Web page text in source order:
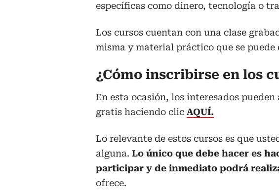
específicas como dinero, tecnología o
Los cursos cuentan con una clase
misma y material práctico que se puede
¿Cómo inscribirse en los
En esta ocasión, los interesados
gratis haciendo clic AQUÍ.
Lo relevante de estos cursos es que
alguna. Lo único que debe hacer es
participar y de inmediato podrá
ofrece.